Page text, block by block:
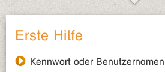
Erste Hilfe
Kennwort oder